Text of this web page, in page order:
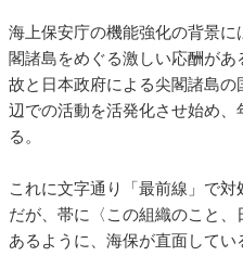
海上保安庁の機能強化の背景
閣諸島をめぐる激しい応酬が
故と日本政府による尖閣諸島
辺での活動を活発化させ始め
る。
これに文字通り「最前線」で対
だが、帯に〈この組織のこと
あるように、海保が直面して